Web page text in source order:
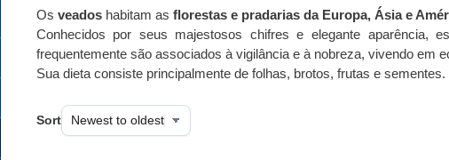
Os veadoshabitam as florestas e pradarias da Europa, Ásia e
Conhecidos por seus majestosos chifres e elegante aparência,
frequentemente são associados à vigilância e à nobreza, vivendo em
Sua dieta consiste principalmente de folhas, brotos, frutas e sementes.
Sort